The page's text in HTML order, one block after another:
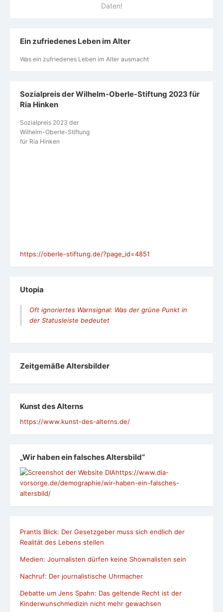
Daten!
Ein zufriedenes Leben im Alter
Was ein zufriedenes Leben im Alter ausmacht
Sozialpreis der Wilhelm-Oberle-Stiftung 2023 für
Ria Hinken
Sozialpreis 2023 der
Wilhelm-Oberle-Stiftung
für Ria Hinken
https://oberle-stiftung.de/?page_id=4851
Utopia
Oft ignoriertes Warnsignal: Was der grüne Punkt in
der Statusleiste bedeutet
Zeit­ge­mäße Alters­bil­der
Kunst des Alterns
https://www.kunst-des-alterns.de/
„Wir haben ein falsches Altersbild“
https://www.dia-
vorsorge.de/demographie/wir-haben-ein-falsches-
altersbild/
Prantls Blick: Der Gesetzgeber muss sich endlich der
Realität des Lebens stellen
Medien: Journalisten dürfen keine Shownalisten sein
Nachruf: Der journalistische Uhrmacher
Debatte um Jens Spahn: Das geltende Recht ist der
Kinderwunschmedizin nicht mehr gewachsen